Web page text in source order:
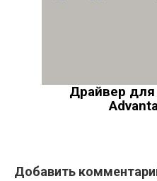
Драйвер для
Добавить